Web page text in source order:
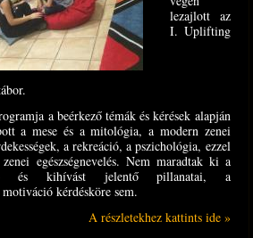
lezajlott az
I. Uplifting
a beérkező témák és kérések alapján
a mese és a mitológia, a modern zenei
a rekreáció, a pszichológia, ezzel
egészségnevelés. Nem maradtak ki a
és kihívást jelentő pillanatai, a
kérdésköre sem.
A részletekhez kattints ide »